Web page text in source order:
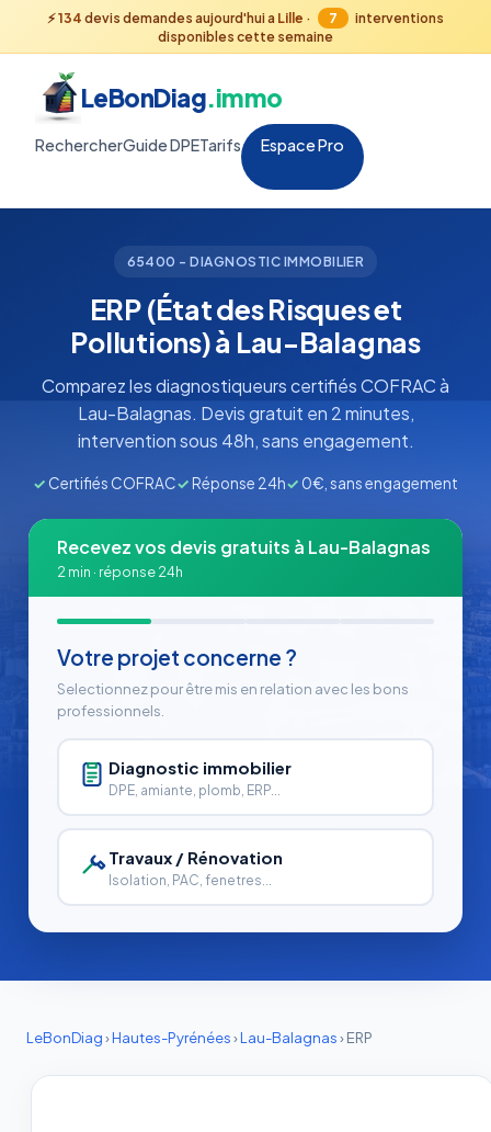
⚡134 devis demandes aujourd'hui a Lille · 7
interventions
disponibles cette semaine
LeBonDiag.immo
RechercherGuide DPETarifs Espace Pro
65400 - DIAGNOSTIC IMMOBILIER
ERP (État des Risques et
Pollutions) à Lau-Balagnas
Comparez les diagnostiqueurs certifiés COFRAC à
Lau-Balagnas. Devis gratuit en 2 minutes,
intervention sous 48h, sans engagement.
✓ Certifiés COFRAC✓Réponse 24h✓ 0€, sans engagement
Recevez vos devis gratuits à Lau-Balagnas
2 min · réponse 24h
Votre projet concerne ?
Selectionnez pour être mis en relation avec les bons
professionnels.
Diagnostic immobilier
DPE, amiante, plomb, ERP...
Travaux / Rénovation
Isolation, PAC, fenetres...
LeBonDiag›Hautes-Pyrénées›Lau-Balagnas›ERP